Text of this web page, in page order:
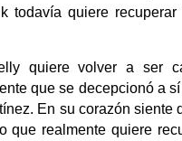
todavía quiere
quiere volver a ser
que se decepcionó a
En su corazón siente
que realmente quiere